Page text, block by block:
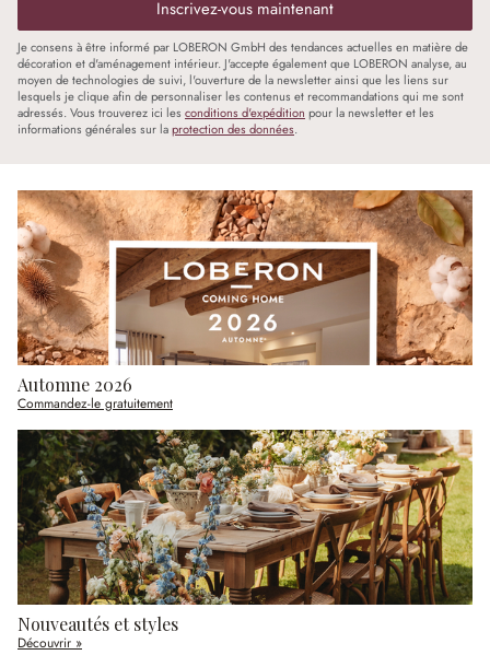
Inscrivez-vous maintenant
Je consens à être informé par LOBERON GmbH des tendances actuelles en matière de
décoration et d'aménagement intérieur. J'accepte également que LOBERON analyse, au
moyen de technologies de suivi, l'ouverture de la newsletter ainsi que les liens sur
lesquels je clique afin de personnaliser les contenus et recommandations qui me sont
adressés. Vous trouverez ici les conditions d'expédition pour la newsletter et les
informations générales sur laprotection des données.
Automne 2026
Commandez-le gratuitement
Nouveautés et styles
Découvrir »